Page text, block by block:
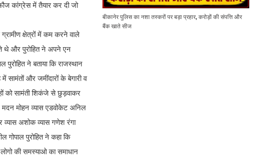
कांग्रेस में तैयार कर दी जो
क्षेत्रों में कम करने वाले
थे और पुरोहित ने अपने एन
पुरोहित ने बताया कि राजस्थान
सामंतों और जमींदारों के बेगारी व
को सामंती शिकंजे से छुड़वाकर
मदन मोहन व्यास एडवोकेट अनिल
व्यास अशोक व्यास गणेश रंगा
गोपाल पुरोहित ने कहा कि
की समस्याओ का समाधान
बीकानेर पुलिस का नशा तस्करों पर बड़ा प्रहार, करोड़ों की संपत्ति और
बैंक खाते सीज